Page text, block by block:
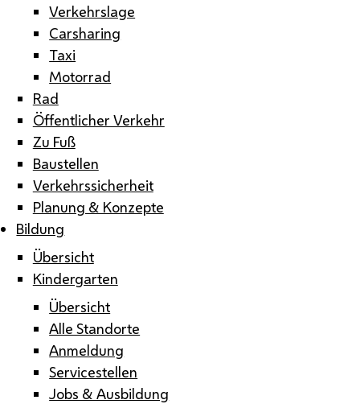
Verkehrslage
Carsharing
Taxi
Motorrad
Rad
Öffentlicher Verkehr
Zu Fuß
Baustellen
Verkehrssicherheit
Planung & Konzepte
Bildung
Übersicht
Kindergarten
Übersicht
Alle Standorte
Anmeldung
Servicestellen
Jobs & Ausbildung